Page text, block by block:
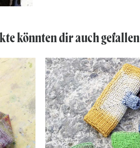
könnten dir auch gefallen